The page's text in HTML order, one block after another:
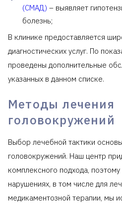
(СМАД) – выявляет
болезнь;
В клинике предоставляется
диагностических услуг. По
проведены дополнительные
указанных в данном списке.
Методы лечения
головокружений
Выбор лечебной тактики
головокружений. Наш центр
комплексного подхода,
нарушениях, в том числе для
медикаментозной терапии, мы